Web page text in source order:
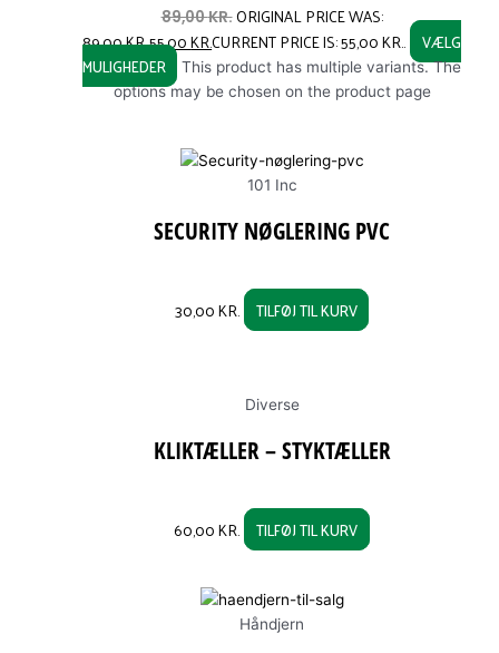
89,00KR.ORIGINAL PRICE WAS:
89,00 KR..55,00KR.CURRENT PRICE IS: 55,00 KR..
VÆLG
MULIGHEDER
This product has multiple variants. The
options may be chosen on the product page
101 Inc
SECURITY NØGLERING PVC
30,00KR. TILFØJ TIL KURV
Diverse
KLIKTÆLLER – STYKTÆLLER
60,00KR. TILFØJ TIL KURV
Håndjern